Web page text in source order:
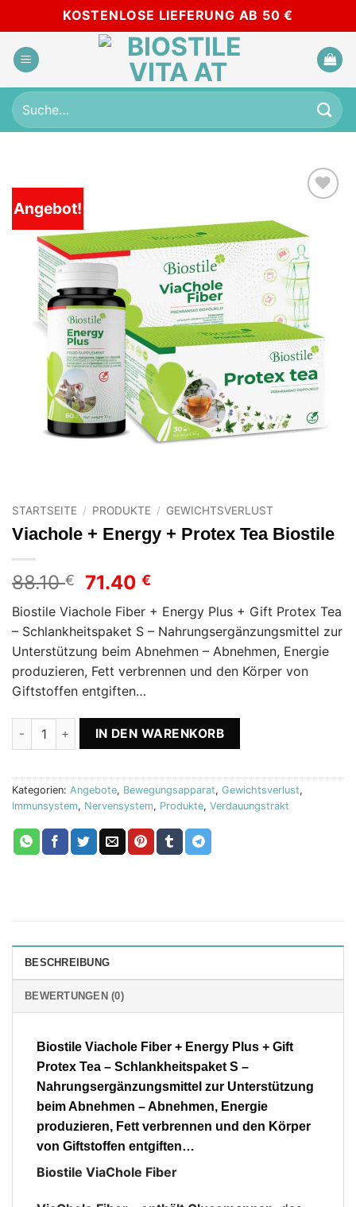
to
content
KOSTENLOSE LIEFERUNG AB 50 €
Suche
nach:
Angebot!
wishlist
STARTSEITE / PRODUKTE / GEWICHTSVERLUST
Viachole + Energy + Protex Tea Biostile
88.10€
Ursprünglicher
war:
88.10 €
71.40€Aktueller
ist:
71.40 €.
Biostile Viachole Fiber + Energy Plus + Gift Protex Tea
– Schlankheitspaket S – Nahrungsergänzungsmittel zur
Unterstützung beim Abnehmen – Abnehmen, Energie
produzieren, Fett verbrennen und den Körper von
Giftstoffen entgiften…
Viachole + Energy + Protex Tea Biostile Menge
IN DEN WARENKORB
Kategorien: Angebote, Bewegungsapparat, Gewichtsverlust,
Immunsystem, Nervensystem, Produkte, Verdauungstrakt
BESCHREIBUNG
BEWERTUNGEN (0)
Biostile Viachole Fiber + Energy Plus + Gift
Protex Tea – Schlankheitspaket S –
Nahrungsergänzungsmittel zur Unterstützung
beim Abnehmen – Abnehmen, Energie
produzieren, Fett verbrennen und den Körper
von Giftstoffen entgiften…
Biostile ViaChole Fiber